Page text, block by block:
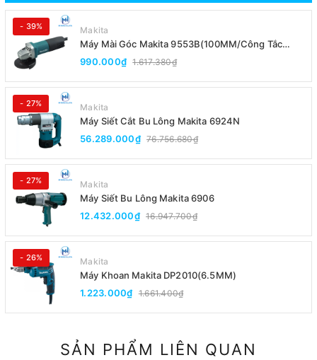
- 39% Makita
Máy Mài Góc Makita 9553B(100MM/Công Tắc
Đuôi)
990.000₫ 1.617.380₫
- 27% Makita
Máy Siết Cắt Bu Lông Makita 6924N
56.289.000₫ 76.756.680₫
- 27% Makita
Máy Siết Bu Lông Makita 6906
12.432.000₫ 16.947.700₫
- 26% Makita
Máy Khoan Makita DP2010(6.5MM)
1.223.000₫ 1.661.400₫
SẢN PHẨM LIÊN QUAN